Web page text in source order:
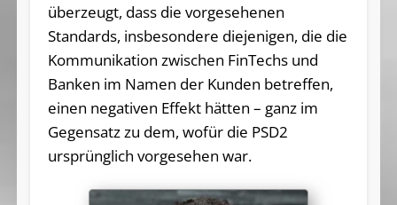
überzeugt, dass die vorgesehenen
Standards, insbesondere diejenigen, die die
Kommunikation zwischen FinTechs und
Banken im Namen der Kunden betreffen,
einen negativen Effekt hätten – ganz im
Gegensatz zu dem, wofür die PSD2
ursprünglich vorgesehen war.